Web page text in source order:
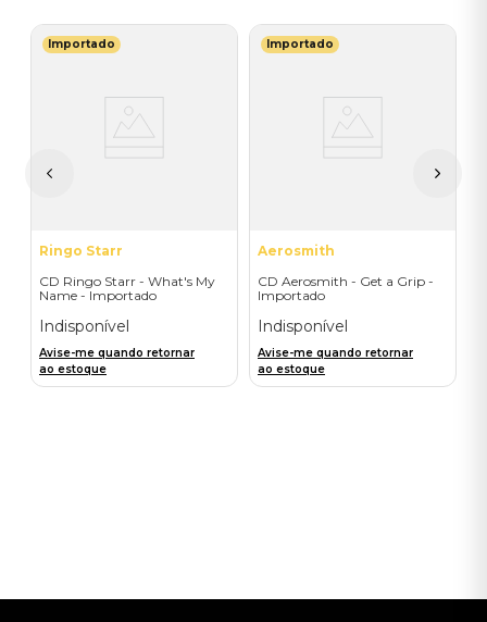
Importado
Ringo Starr
CD Ringo Starr - What's My
Name - Importado
Indisponível
Avise-me quando retornar
ao estoque
Importado
Aerosmith
CD Aerosmith - Get a Grip -
Importado
Indisponível
Avise-me quando retornar
ao estoque